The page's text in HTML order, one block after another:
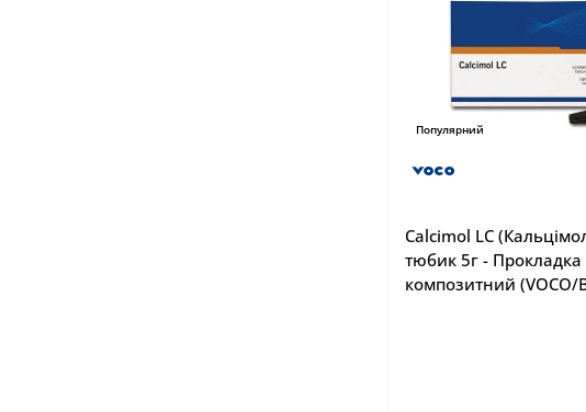
Популярний
Calcimol LC
тюбик 5г -
композитний (VOCO/